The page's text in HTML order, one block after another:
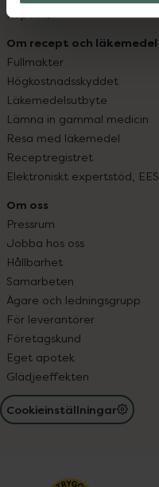
Köpvillkor
Om recept och läkemedel
Fullmakter
Högkostnadsskyddet
Läkemedelsutbyte
Lämna in gammal medicin
Resa med läkemedel
Receptregistret
Elektroniskt expertstöd, EES
Om oss
Pressrum
Jobba hos oss
Hållbarhet
Samarbeten
Ägare och ledningsgrupp
För leverantörer
Företagskund
Eget apotek
Glädjeeffekten
Cookieinställningar